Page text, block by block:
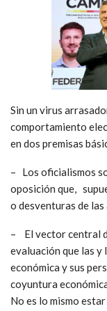
Sin un virus
comportamiento
en dos premisas
– Los oficialismos
oposición que,
o desventuras de
– El vector central
evaluación que las
económica y sus
coyuntura
No es lo mismo